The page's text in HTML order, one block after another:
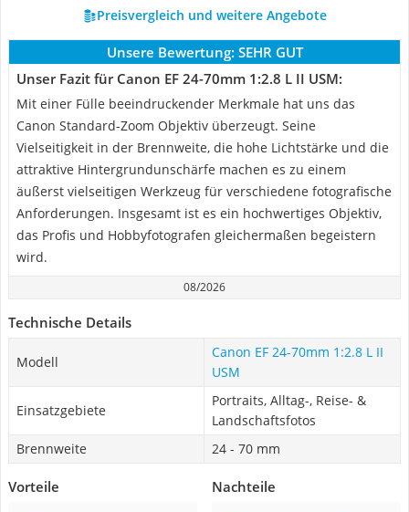
Preisvergleich und weitere Angebote
Unsere Bewertung: SEHR GUT
Unser Fazit für Canon EF 24-70mm 1:2.8 L II USM:
Mit einer Fülle beeindruckender Merkmale hat uns das
Canon Standard-Zoom Objektiv überzeugt. Seine
Vielseitigkeit in der Brennweite, die hohe Lichtstärke und die
attraktive Hintergrundunschärfe machen es zu einem
äußerst vielseitigen Werkzeug für verschiedene fotografische
Anforderungen. Insgesamt ist es ein hochwertiges Objektiv,
das Profis und Hobbyfotografen gleichermaßen begeistern
wird.
08/2026
Technische Details
Modell
Canon EF 24-70mm 1:2.8 L II
USM
Einsatzgebiete
Portraits, Alltag-, Reise- &
Landschaftsfotos
Brennweite
24 - 70 mm
Vorteile Nachteile